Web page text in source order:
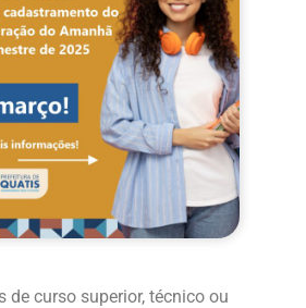
de curso superior, técnico ou